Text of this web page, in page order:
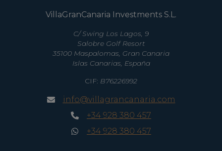
VillaGranCanaria Investments S.L.
C/ Swing Los Lagos, 9
Salobre Golf Resort
35100 Maspalomas, Gran Canaria
Islas Canarias, España
CIF: B76226992
info@villagrancanaria.com
+34 928 380 457
+34 928 380 457